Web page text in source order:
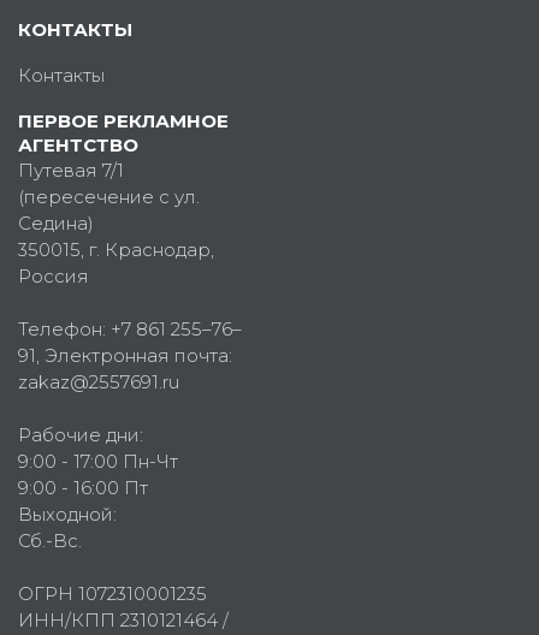
КОНТАКТЫ
Контакты
ПЕРВОЕ РЕКЛАМНОЕ
АГЕНТСТВО
Путевая 7/1
(пересечение с ул.
Седина)
350015, г. Краснодар,
Россия
Телефон: +7 861 255–76–
91, Электронная почта:
zakaz@2557691.ru
Рабочие дни:
9:00 - 17:00 Пн-Чт
9:00 - 16:00 Пт
Выходной:
Сб.-Вс.
ОГРН 1072310001235
ИНН/КПП 2310121464 /